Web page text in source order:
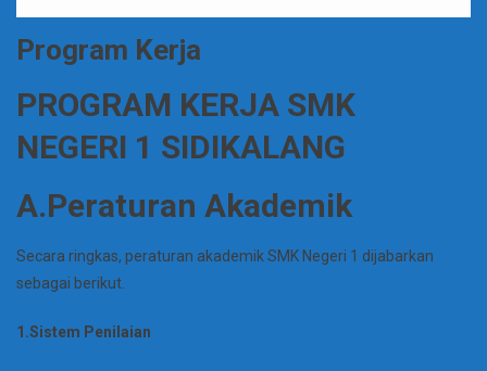
Program Kerja
PROGRAM KERJA SMK
NEGERI 1 SIDIKALANG
A.Peraturan Akademik
Secara ringkas, peraturan akademik SMK Negeri 1 dijabarkan
sebagai berikut.
1.Sistem Penilaian